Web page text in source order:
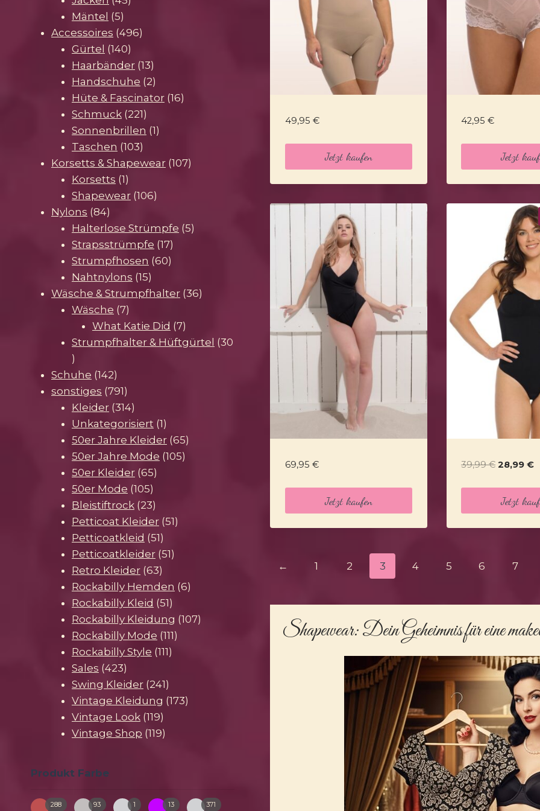
49,95 €
Jetzt kaufen
42,95€
Jetzt
69,95 €
Jetzt kaufen
39,99€
39,99 €
28,99€
Jetzt
← 1 2 3 4 5 6 7
Shapewear: Dein Geheimnis für eine
Mäntel 55
Produkte
Accessoires 496496
Gürtel 140140
Produkte
Haarbänder 1313
Produkte
Handschuhe 22
Produkte
Hüte & Fascinator 1616
Schmuck 221221
Produkte
Sonnenbrillen 11
Taschen 103103
Produkte
Korsetts & Shapewear 107107
Korsetts 11
Produkt
Shapewear 106106
Nylons 8484
Produkte
Halterlose Strümpfe 55
Strapsstrümpfe 1717
Produkte
Strumpfhosen 6060
Nahtnylons 1515
Produkte
Wäsche & Strumpfhalter 3636
Wäsche 77
Produkte
What Katie Did 77
Produkte
Strumpfhalter & Hüftgürtel 30
30
Produkte
Schuhe 142142
Produkte
sonstiges 791791
Produkte
Kleider 314314
Produkte
Unkategorisiert 11
Produkt
50er Jahre Kleider 6565
50er Jahre Mode 105105
50er Kleider 6565
50er Mode 105105
Produkte
Bleistiftrock 2323
Produkte
Petticoat Kleider 5151
Petticoatkleid 5151
Produkte
Petticoatkleider 5151
Retro Kleider 6363
Produkte
Rockabilly Hemden 66
Rockabilly Kleid 5151
Produkte
Rockabilly Kleidung 107107
Rockabilly Mode 111111
Rockabilly Style 111111
Sales 423423
Produkte
Swing Kleider 241241
Produkte
Vintage Kleidung 173173
Vintage Look 119119
Produkte
Vintage Shop 119119
Produkt Farbe
bunt
288 creme
93
gruen-
1 pink
13 schwarz
371